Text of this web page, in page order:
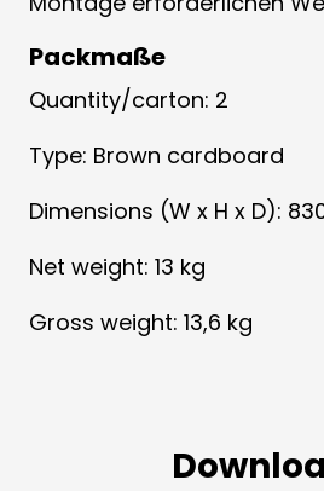
Packmaße
Quantity/carton: 2
Type: Brown cardboard
Dimensions (W x H x D):
Net weight: 13 kg
Gross weight: 13,6 kg